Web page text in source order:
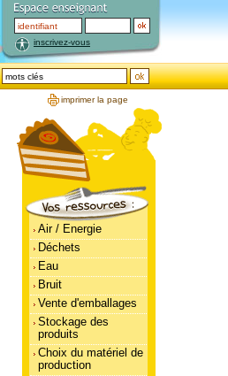
inscrivez-vous
imprimer la page
Air / Energie
Déchets
Eau
Bruit
Vente d'emballages
Stockage des
produits
Choix du matériel de
production